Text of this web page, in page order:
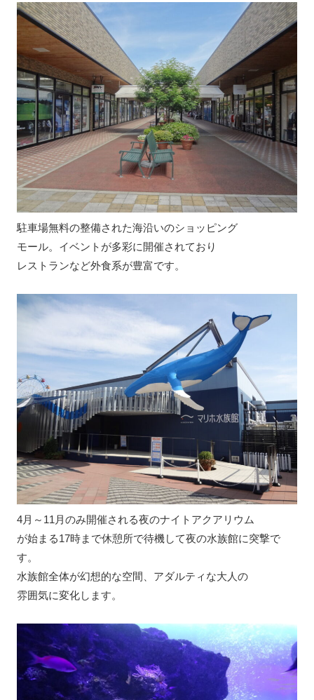
駐車場無料の整備された海沿いのショッピング
モール。イベントが多彩に開催されており
レストランなど外食系が豊富です。
4月～11月のみ開催される夜のナイトアクアリウム
が始まる17時まで休憩所で待機して夜の水族館に突撃で
す。
水族館全体が幻想的な空間、アダルティな大人の
雰囲気に変化します。